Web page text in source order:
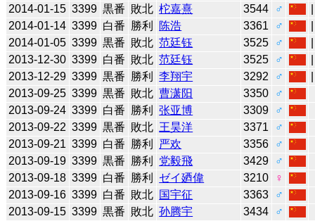
2014-01-15 3399 黒番 敗北 柁嘉熹 3544 ♂
2014-01-14 3399 白番 勝利 陈浩 3361 ♂
2014-01-05 3399 黒番 敗北 范廷钰 3525 ♂
2013-12-30 3399 白番 敗北 范廷钰 3525 ♂
2013-12-29 3399 黒番 勝利 李翔宇 3292 ♂
2013-09-25 3399 黒番 敗北 曹潇阳 3350
♂
2013-09-24 3399 白番 勝利 张亚博 3309
♂
2013-09-22 3399 黒番 敗北 王昊洋 3371
♂
2013-09-21 3399 白番 勝利 严欢 3356
♂
2013-09-19 3399 黒番 勝利 党毅飛 3429
♂
2013-09-18 3399 白番 勝利 ゼイ廼偉 3210
♀
2013-09-16 3399 白番 敗北 国宇征 3363
♂
2013-09-15 3399 黒番 敗北 孙腾宇 3434
♂